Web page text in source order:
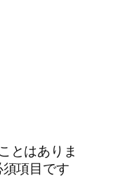
とはありま
項目です